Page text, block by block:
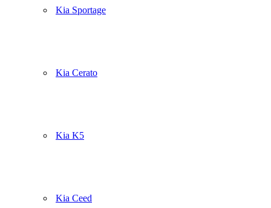
Kia Sportage
Kia Cerato
Kia K5
Kia Ceed